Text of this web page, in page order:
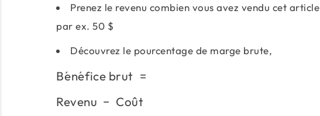
Prenez le revenu combien vous avez vendu cet article
par ex. 50 $
Découvrez le pourcentage de marge brute,
Be
ˊne
ˊfice brut =
Revenu − Cou
ˆt